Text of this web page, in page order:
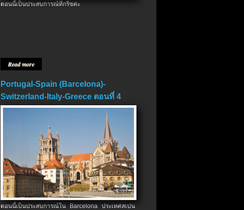
ตอนนี้เป็นประสบการณ์ที่กรีซค่ะ
Read more
Portugal-Spain (Barcelona)-
Switzerland-Italy-Greece ตอนที่ 4
ตอนนี้เป็นประสบการณ์ใน Barcelona ประเทศสเปน